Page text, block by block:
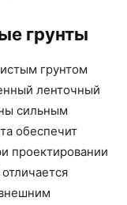
грунты
грунтом
ленточный
сильным
обеспечит
проектировании